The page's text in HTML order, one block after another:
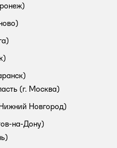
(г. Москва)
Новгород)
на-Дону)